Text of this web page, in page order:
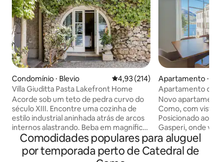
Condomínio ⋅ Blevio 4,93 de uma avaliação média de
4,93 (214)
Villa Giuditta Pasta Lakefront Home
Acorde sob um teto de pedra curvo do
século XIII. Encontre uma cozinha de
estilo industrial aninhada atrás de arcos
internos alastrando. Beba em magníficas
vistas do lago e da montanha a partir de
uma rede à sombra. Siga direto para o
Lago Como a partir de terraços
Apartamento ⋅
Apartamento de
lago
Novo
Como, com vista
Posicionado ao
Gasperi, onde
Funicolare para
restaurantes. O apartamento de design
moderno fica no
Comodidades populares para aluguel
por temporada perto de Catedral de